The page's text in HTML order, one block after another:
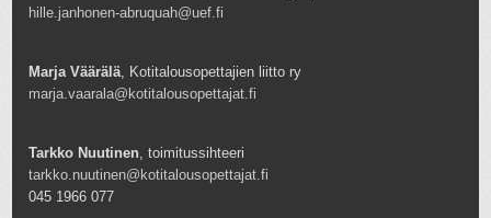
hille.janhonen-abruquah@uef.fi
Marja Väärälä , Kotitalousopettajien liitto ry
marja.vaarala@kotitalousopettajat.fi
Tarkko Nuutinen, toimitussihteeri
tarkko.nuutinen@kotitalousopettajat.fi
045 1966 077